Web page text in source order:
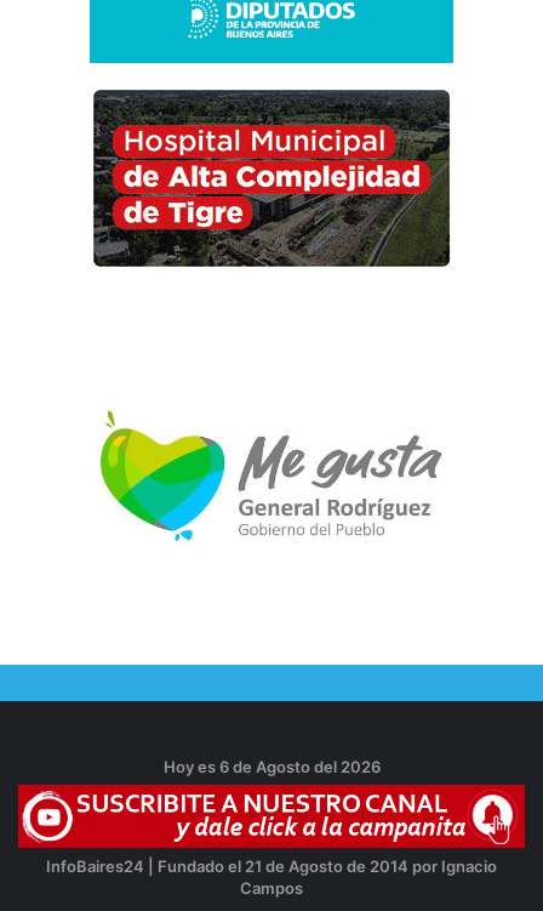
Hoy es 6 de Agosto del 2026
InfoBaires24 | Fundado el 21 de Agosto de 2014 por Ignacio
Campos